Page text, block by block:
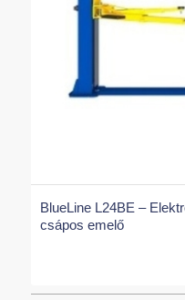
BlueLine L24BE –
csápos emelő